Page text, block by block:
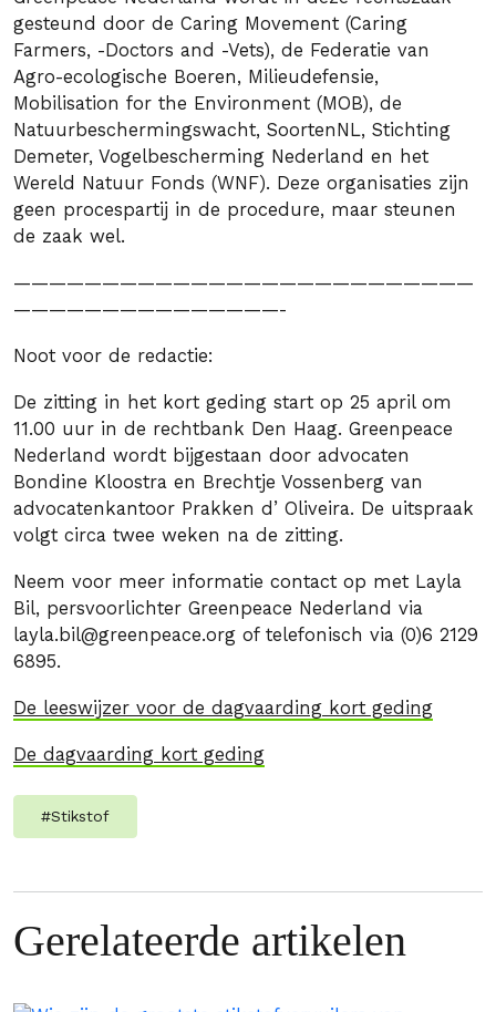
gesteund door de Caring Movement (Caring
Farmers, -Doctors and -Vets), de Federatie van
Agro-ecologische Boeren, Milieudefensie,
Mobilisation for the Environment (MOB), de
Natuurbeschermingswacht, SoortenNL, Stichting
Demeter, Vogelbescherming Nederland en het
Wereld Natuur Fonds (WNF). Deze organisaties zijn
geen procespartij in de procedure, maar steunen
de zaak wel.
——————————————————————————
———————————————-
Noot voor de redactie:
De zitting in het kort geding start op 25 april om
11.00 uur in de rechtbank Den Haag. Greenpeace
Nederland wordt bijgestaan door advocaten
Bondine Kloostra en Brechtje Vossenberg van
advocatenkantoor Prakken d’ Oliveira. De uitspraak
volgt circa twee weken na de zitting.
Neem voor meer informatie contact op met Layla
Bil, persvoorlichter Greenpeace Nederland via
layla.bil@greenpeace.org of telefonisch via (0)6 2129
6895.
De leeswijzer voor de dagvaarding kort geding
De dagvaarding kort geding
#Stikstof
Gerelateerde artikelen